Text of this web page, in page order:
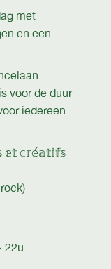
met
en een
voor de duur
iedereen.
𝕔𝕣𝕖́𝕒𝕥𝕚𝕗𝕤
22u